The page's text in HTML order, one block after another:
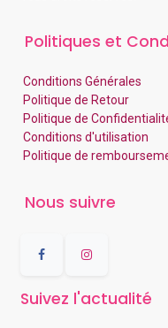
Politiques et
Conditions Générales
Politique de Retour
Politique de
Conditions d'utilisation
Politique de
Nous suivre
Suivez l'actualité